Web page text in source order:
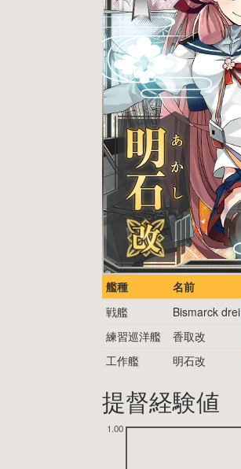
艦種 名前
戦艦
Bismarck drei
練習巡洋艦
香取改
工作艦
明石改
提督経験値
1.00